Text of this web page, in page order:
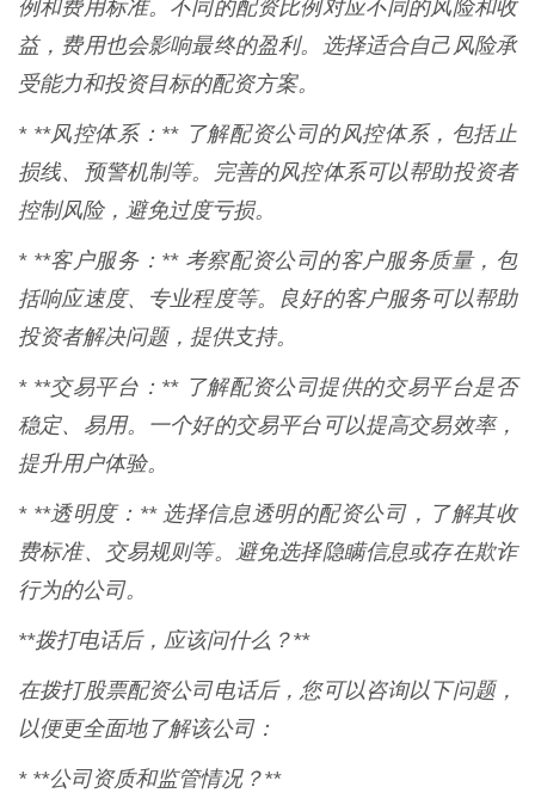
例和费用标准。不同的配资比例对应不同的风险和收
益，费用也会影响最终的盈利。选择适合自己风险承
受能力和投资目标的配资方案。
* **风控体系：** 了解配资公司的风控体系，包括止
损线、预警机制等。完善的风控体系可以帮助投资者
控制风险，避免过度亏损。
* **客户服务：** 考察配资公司的客户服务质量，包
括响应速度、专业程度等。良好的客户服务可以帮助
投资者解决问题，提供支持。
* **交易平台：** 了解配资公司提供的交易平台是否
稳定、易用。一个好的交易平台可以提高交易效率，
提升用户体验。
* **透明度：** 选择信息透明的配资公司，了解其收
费标准、交易规则等。避免选择隐瞒信息或存在欺诈
行为的公司。
**拨打电话后，应该问什么？**
在拨打股票配资公司电话后，您可以咨询以下问题，
以便更全面地了解该公司：
* **公司资质和监管情况？**